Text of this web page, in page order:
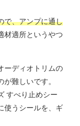
で、アンプに通し
材適所というやつ
ーディオトリムの
難しいです。
すべり止めシー
使うシールを、ギ